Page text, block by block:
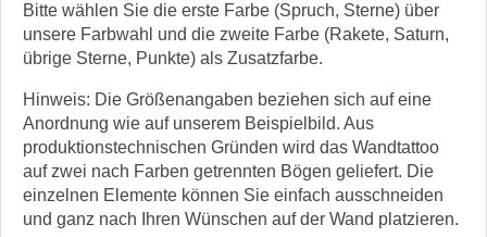
Bitte wählen Sie die erste Farbe (Spruch, Sterne) über
unsere Farbwahl und die zweite Farbe (Rakete, Saturn,
übrige Sterne, Punkte) als Zusatzfarbe.
Hinweis: Die Größenangaben beziehen sich auf eine
Anordnung wie auf unserem Beispielbild. Aus
produktionstechnischen Gründen wird das Wandtattoo
auf zwei nach Farben getrennten Bögen geliefert. Die
einzelnen Elemente können Sie einfach ausschneiden
und ganz nach Ihren Wünschen auf der Wand platzieren.